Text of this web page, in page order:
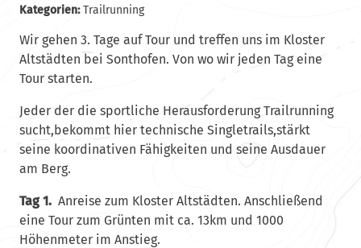
Kategorien:Trailrunning
Wir gehen 3. Tage auf Tour und treffen uns im Kloster
Altstädten bei Sonthofen. Von wo wir jeden Tag eine
Tour starten.
Jeder der die sportliche Herausforderung Trailrunning
sucht,bekommt hier technische Singletrails,stärkt
seine koordinativen Fähigkeiten und seine Ausdauer
am Berg.
Tag 1. Anreise zum Kloster Altstädten. Anschließend
eine Tour zum Grünten mit ca. 13km und 1000
Höhenmeter im Anstieg.